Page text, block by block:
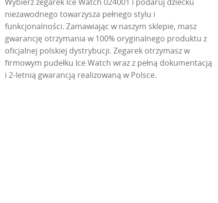
niezawodnego towarzysza pełnego stylu i
funkcjonalności. Zamawiając w naszym sklepie, masz
gwarancję otrzymania w 100% oryginalnego produktu z
oficjalnej polskiej dystrybucji. Zegarek otrzymasz w
firmowym pudełku Ice Watch wraz z pełną dokumentacją
i 2-letnią gwarancją realizowaną w Polsce.